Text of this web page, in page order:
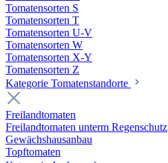
Tomatensorten S
Tomatensorten T
Tomatensorten U-V
Tomatensorten W
Tomatensorten X-Y
Tomatensorten Z
Kategorie Tomatenstandorte
Freilandtomaten
Freilandtomaten unterm Regenschutz
Gewächshausanbau
Topftomaten